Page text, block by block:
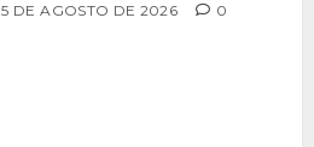
5 DE AGOSTO DE 2026 0